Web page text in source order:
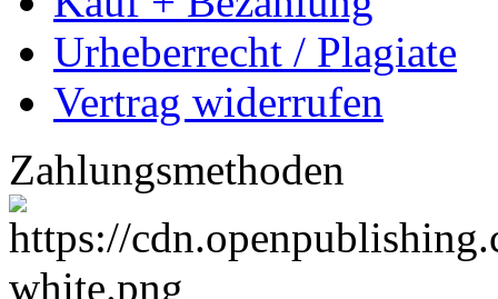
Urheberrecht / Plagiate
Vertrag widerrufen
Zahlungsmethoden